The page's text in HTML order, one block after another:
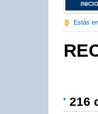
INICIO
Estás
216